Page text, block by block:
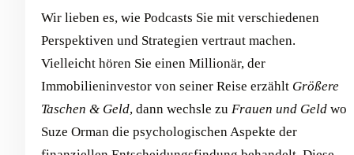
Wir lieben es, wie Podcasts Sie mit verschiedenen
Perspektiven und Strategien vertraut machen.
Vielleicht hören Sie einen Millionär, der
Immobilieninvestor von seiner Reise erzählt Größere
Taschen & Geld, dann wechsle zu Frauen und Geld wo
Suze Orman die psychologischen Aspekte der